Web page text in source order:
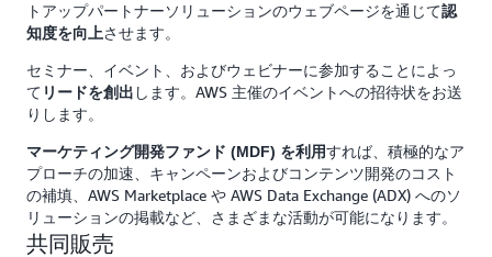
トアップパートナーソリューションのウェブページを通じて認
知度を向上させます。
セミナー、イベント、およびウェビナーに参加することによっ
て リードを創出 します。AWS 主催のイベントへの招待状をお送
りします。
マーケティング開発ファンド (MDF) を利用すれば、積極的なア
プローチの加速、キャンペーンおよびコンテンツ開発のコスト
の補填、AWS Marketplace や AWS Data Exchange (ADX) へのソ
リューションの掲載など、さまざまな活動が可能になります。
共同販売